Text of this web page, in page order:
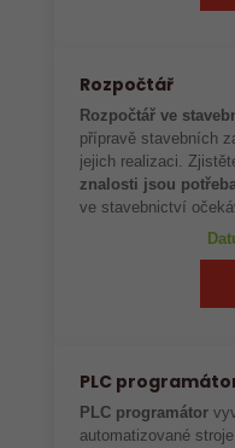
Rozpočtář
Rozpočtář ve
přípravě stavebních
jejich realizaci.
znalosti jsou
ve stavebnictví
PLC
PLC programátor
automatizované